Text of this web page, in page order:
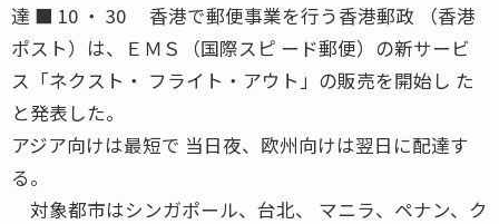
達 ■ 10 ・ 30 香港で郵便事業を行う香港郵政 （香港
ポスト）は、ＥＭＳ（国際スピ ード郵便）の新サービ
ス「ネクスト・ フライト・アウト」の販売を開始し た
と発表した。
アジア向けは最短で 当日夜、欧州向けは翌日に配達す
る。
対象都市はシンガポール、台北、 マニラ、ペナン、ク